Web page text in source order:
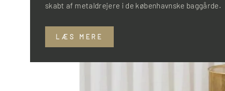
skabt af metaldrejere i de københavnske baggårde.
LÆS MERE